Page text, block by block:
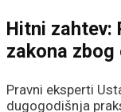
Hitni zahtev:
zakona
Pravni eksperti
dugogodišnja